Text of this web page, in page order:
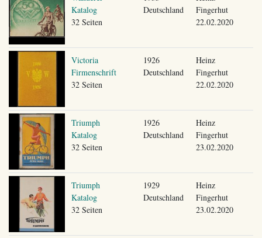
Katalog
32 Seiten
Deutschland
Fingerhut
22.02.2020
Victoria
Firmenschrift
32 Seiten
1926
Deutschland
Heinz
Fingerhut
22.02.2020
Triumph
Katalog
32 Seiten
1926
Deutschland
Heinz
Fingerhut
23.02.2020
Triumph
Katalog
32 Seiten
1929
Deutschland
Heinz
Fingerhut
23.02.2020